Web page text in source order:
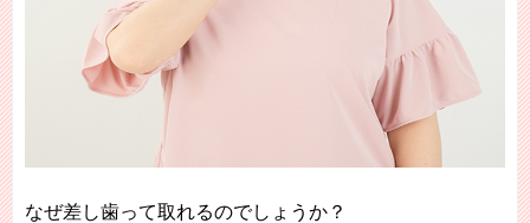
なぜ差し歯って取れるのでしょうか？